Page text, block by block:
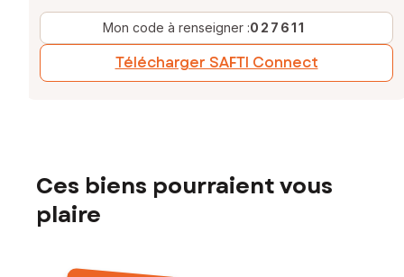
Mon code à renseigner :027611
Télécharger SAFTI Connect
Ces biens pourraient vous
plaire